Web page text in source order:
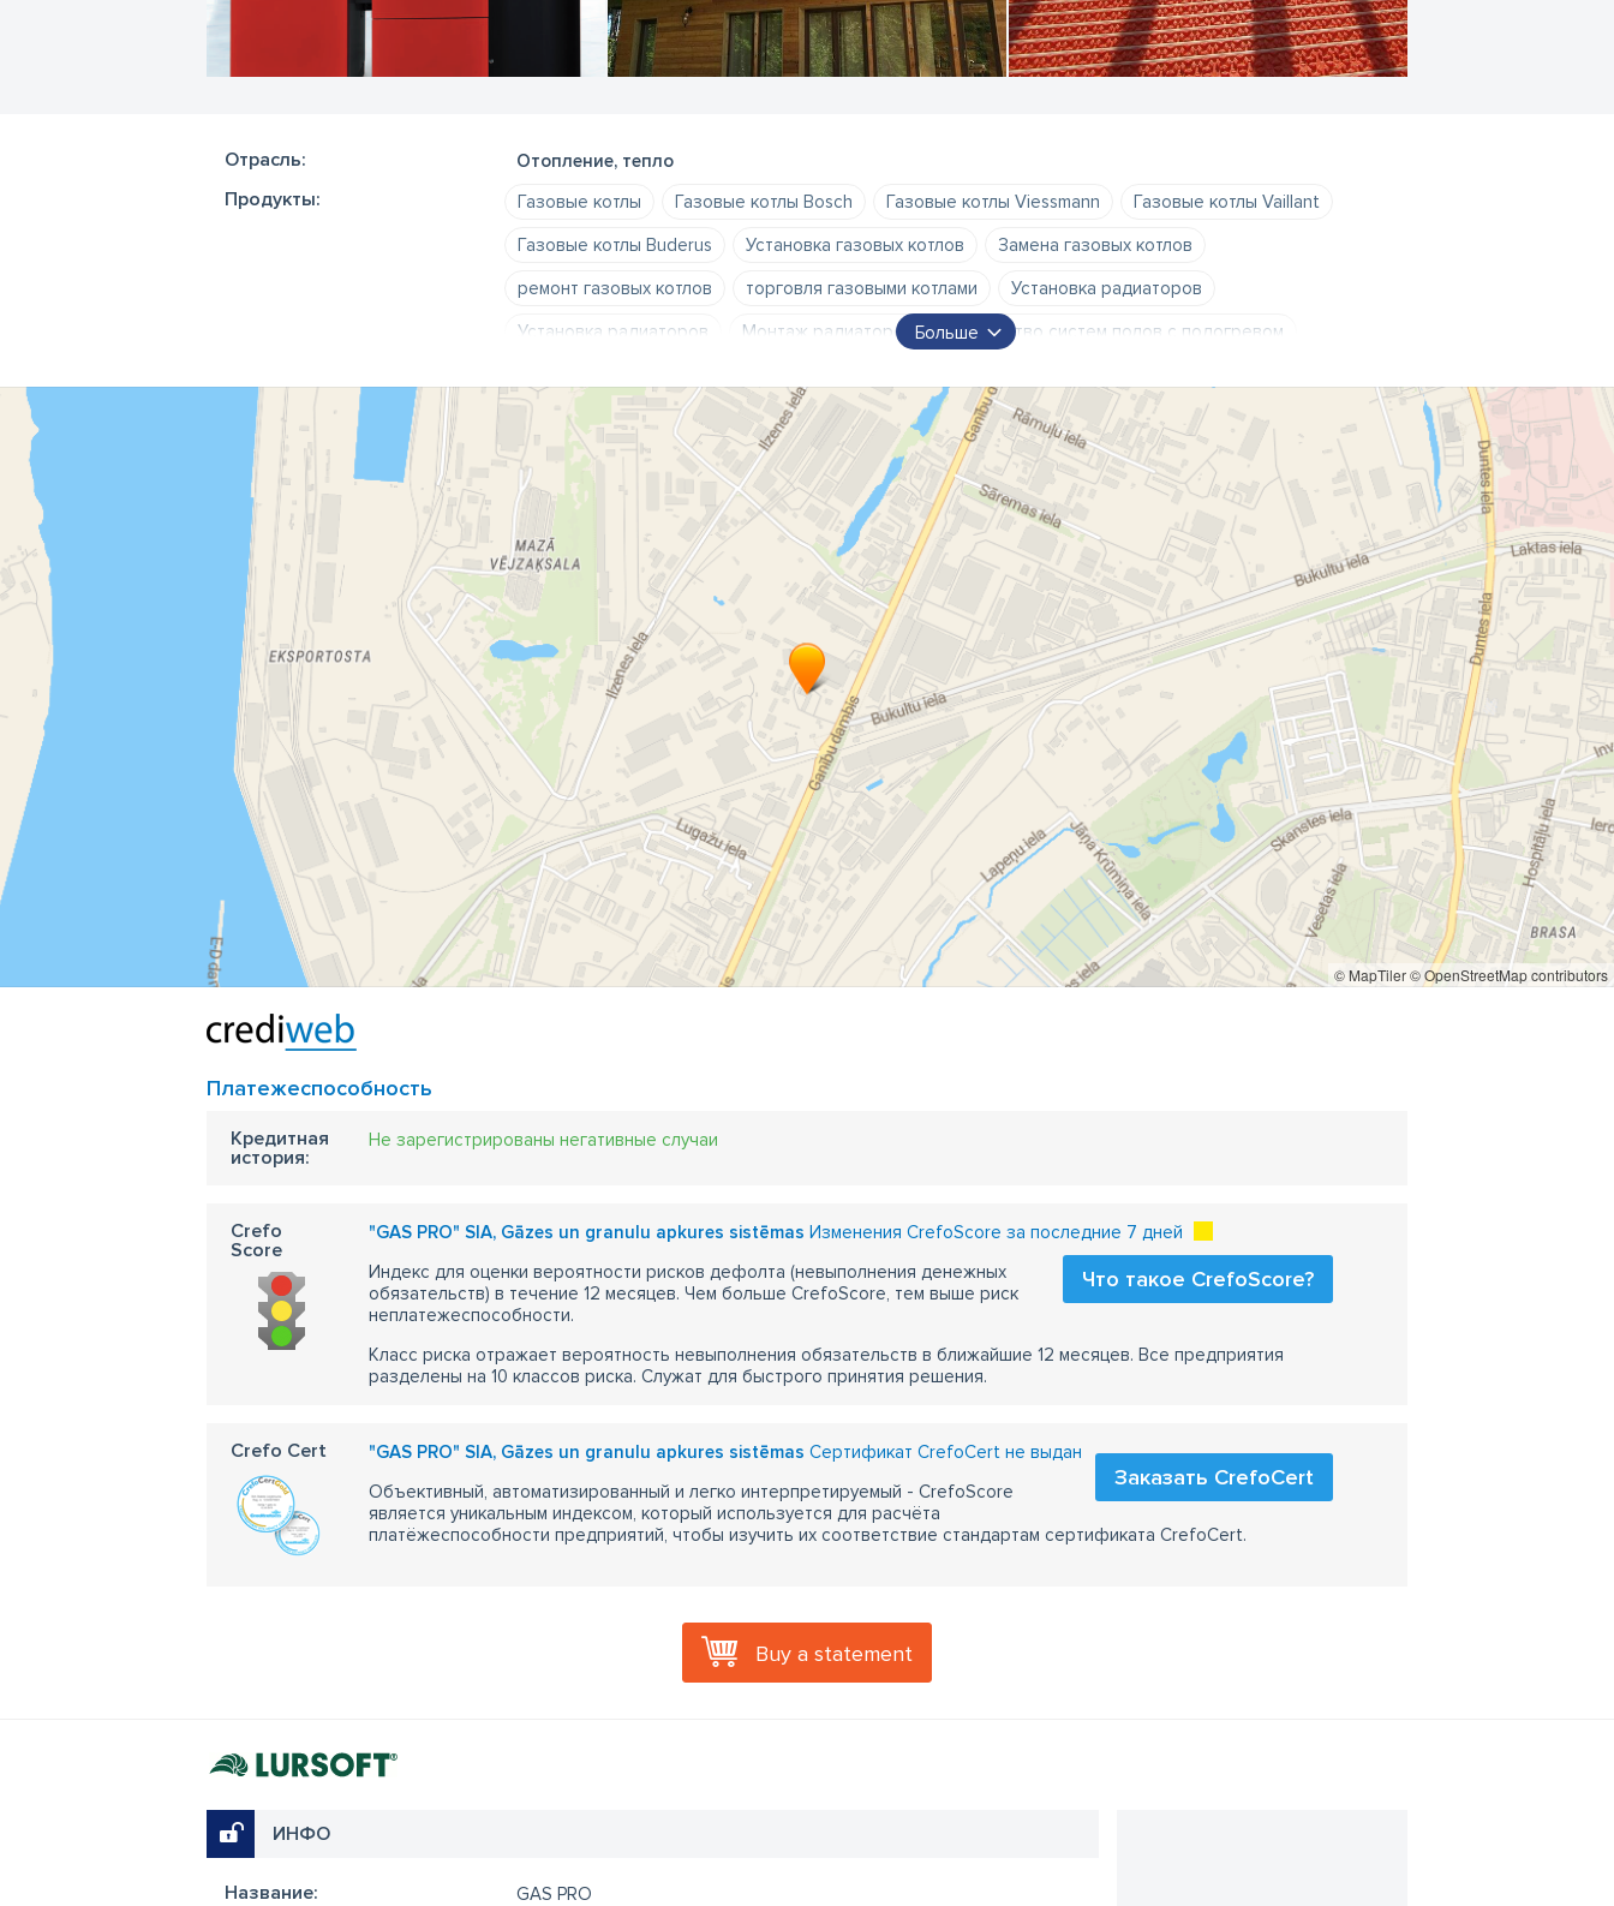
Отрасль: Отопление, тепло
Продукты: Газовые котлы Газовые котлы Bosch Газовые котлы Viessmann
Газовые котлы Vaillant
Газовые котлы Buderus
Установка газовых котлов
Замена газовых котлов
ремонт газовых котлов
торговля газовыми котлами
Установка радиаторов
Установка радиаторов
Монтаж радиаторов
устройство систем полов с подогревом
монтаж систем водоснабжения
замена систем канализации
Установка тепловых насосов
Торговля тепловыми насосами
Установка австрийских гранульных котлов «Frolling»
гранульные котлы
гранульные котлы Frolling
сервис гранульных котлов
торговля гранульными котлами
отопительные котлы теплонасосы
тепловые насосы
отопление
тепловой насос тепловые насосы тепловой насос
Торговля теплыми полами
установка теплых полов
установка полов с подогревом
техническое обслуживание
монтаж отопительного оборудования
ремонт отопительных систем
подключение отопления
радиатор
радиаторы
Больше
© MapTiler© OpenStreetMap contributors
Платежеспособность
Кредитная
история:
Не зарегистрированы негативные случаи
Crefo
Score
"GAS PRO" SIA, Gāzes un granulu apkures sistēmas Изменения CrefoScore за последние 7 дней
Что такое CrefoScore?
Индекс для оценки вероятности рисков дефолта (невыполнения денежных
обязательств) в течение 12 месяцев. Чем больше CrefoScore, тем выше риск
неплатежеспособности.
Класс риска отражает вероятность невыполнения обязательств в ближайшие 12 месяцев. Все предприятия
разделены на 10 классов риска. Служат для быстрого принятия решения.
Crefo Cert "GAS PRO" SIA, Gāzes un granulu apkures sistēmas Сертификат CrefoCert не выдан
Заказать CrefoCert
Объективный, автоматизированный и легко интерпретируемый - CrefoScore
является уникальным индексом, который используется для расчёта
платёжеспособности предприятий, чтобы изучить их соответствие стандартам сертификата CrefoCert.
Buy a statement
ИНФО
Название: GAS PRO